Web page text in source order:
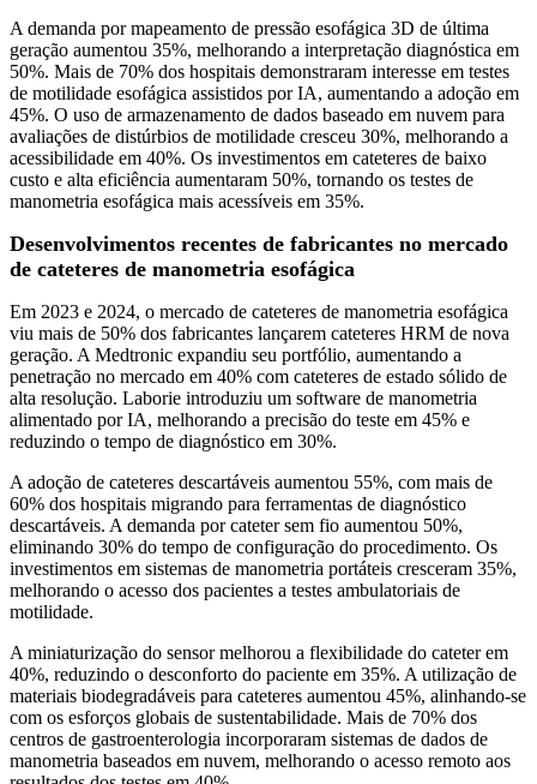
A demanda por mapeamento de pressão esofágica 3D de última
geração aumentou 35%, melhorando a interpretação diagnóstica em
50%. Mais de 70% dos hospitais demonstraram interesse em testes
de motilidade esofágica assistidos por IA, aumentando a adoção em
45%. O uso de armazenamento de dados baseado em nuvem para
avaliações de distúrbios de motilidade cresceu 30%, melhorando a
acessibilidade em 40%. Os investimentos em cateteres de baixo
custo e alta eficiência aumentaram 50%, tornando os testes de
manometria esofágica mais acessíveis em 35%.
Desenvolvimentos recentes de fabricantes no mercado
de cateteres de manometria esofágica
Em 2023 e 2024, o mercado de cateteres de manometria esofágica
viu mais de 50% dos fabricantes lançarem cateteres HRM de nova
geração. A Medtronic expandiu seu portfólio, aumentando a
penetração no mercado em 40% com cateteres de estado sólido de
alta resolução. Laborie introduziu um software de manometria
alimentado por IA, melhorando a precisão do teste em 45% e
reduzindo o tempo de diagnóstico em 30%.
A adoção de cateteres descartáveis ​​aumentou 55%, com mais de
60% dos hospitais migrando para ferramentas de diagnóstico
descartáveis. A demanda por cateter sem fio aumentou 50%,
eliminando 30% do tempo de configuração do procedimento. Os
investimentos em sistemas de manometria portáteis cresceram 35%,
melhorando o acesso dos pacientes a testes ambulatoriais de
motilidade.
A miniaturização do sensor melhorou a flexibilidade do cateter em
40%, reduzindo o desconforto do paciente em 35%. A utilização de
materiais biodegradáveis ​​para cateteres aumentou 45%, alinhando-se
com os esforços globais de sustentabilidade. Mais de 70% dos
centros de gastroenterologia incorporaram sistemas de dados de
manometria baseados em nuvem, melhorando o acesso remoto aos